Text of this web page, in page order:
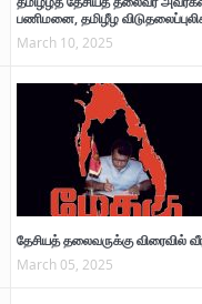
பணிமனை, தமிழீழ
March 10, 2025
தேசியத் தலைவருக்கு விரைவில்
March 05, 2025